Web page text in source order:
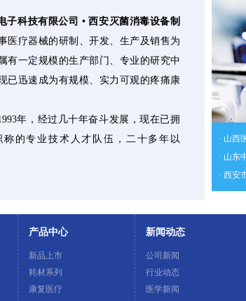
子科技有限公司 • 西安灭菌消毒设备制
医疗器械的研制、开发、生产及销售为
有一定规模的生产部门、专业的研究中
已迅速成为有规模、实力可观的疼痛康
年 ，经过几十年奋斗发展，现在已拥
称的专业技术人才队伍，二十多年以
· 山西
· 山东
· 西安
产品中心
新品上市
耗材系列
康复医疗
新闻动态
公司新闻
行业动态
医学新闻